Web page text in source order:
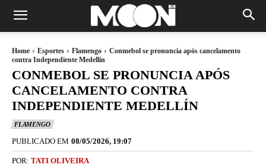
Home Esportes Flamengo
Conmebol se pronuncia após cancelamento
contra Independiente Medellín
CONMEBOL SE PRONUNCIA APÓS
CANCELAMENTO CONTRA
INDEPENDIENTE MEDELLÍN
FLAMENGO
PUBLICADO EM 08/05/2026, 19:07
POR: TATI OLIVEIRA